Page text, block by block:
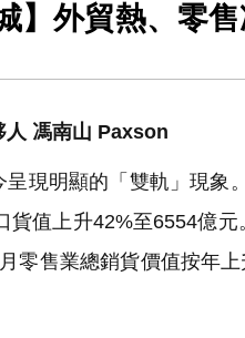
】外貿熱、零
馮南山 Paxson
現明顯的「雙軌」現象
貨值上升42%至6554億
零售業總銷貨價值按年